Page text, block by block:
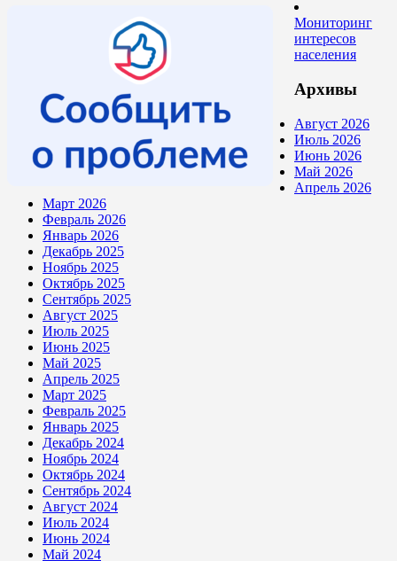
Мониторинг
интересов
населения
Архивы
Август 2026
Июль 2026
Июнь 2026
Май 2026
Апрель 2026
Март 2026
Февраль 2026
Январь 2026
Декабрь 2025
Ноябрь 2025
Октябрь 2025
Сентябрь 2025
Август 2025
Июль 2025
Июнь 2025
Май 2025
Апрель 2025
Март 2025
Февраль 2025
Январь 2025
Декабрь 2024
Ноябрь 2024
Октябрь 2024
Сентябрь 2024
Август 2024
Июль 2024
Июнь 2024
Май 2024